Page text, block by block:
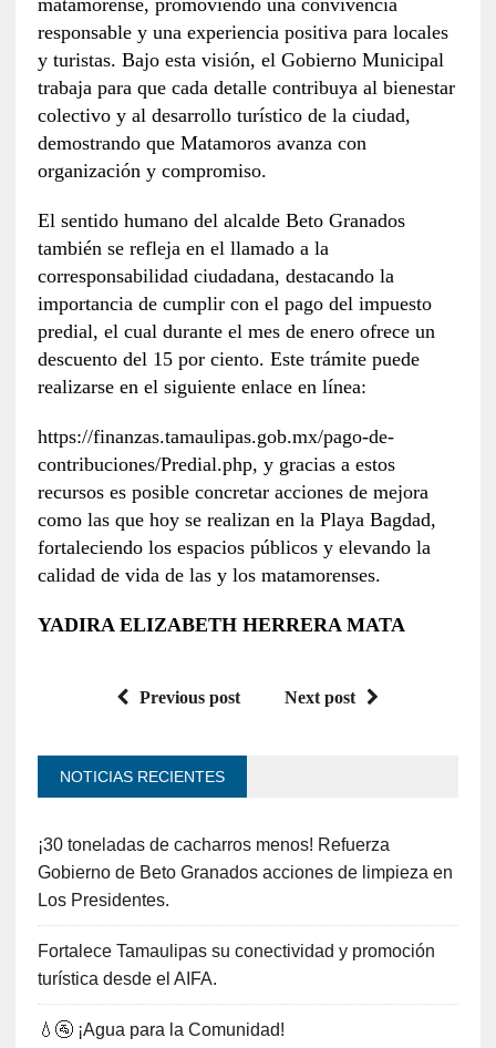
matamorense, promoviendo una convivencia
responsable y una experiencia positiva para locales
y turistas. Bajo esta visión, el Gobierno Municipal
trabaja para que cada detalle contribuya al bienestar
colectivo y al desarrollo turístico de la ciudad,
demostrando que Matamoros avanza con
organización y compromiso.
El sentido humano del alcalde Beto Granados
también se refleja en el llamado a la
corresponsabilidad ciudadana, destacando la
importancia de cumplir con el pago del impuesto
predial, el cual durante el mes de enero ofrece un
descuento del 15 por ciento. Este trámite puede
realizarse en el siguiente enlace en línea:
https://finanzas.tamaulipas.gob.mx/pago-de-
contribuciones/Predial.php, y gracias a estos
recursos es posible concretar acciones de mejora
como las que hoy se realizan en la Playa Bagdad,
fortaleciendo los espacios públicos y elevando la
calidad de vida de las y los matamorenses.
YADIRA ELIZABETH HERRERA MATA
Previous post Next post
NOTICIAS RECIENTES
¡30 toneladas de cacharros menos! Refuerza
Gobierno de Beto Granados acciones de limpieza en
Los Presidentes.
Fortalece Tamaulipas su conectividad y promoción
turística desde el AIFA.
💧🚰 ¡Agua para la Comunidad!